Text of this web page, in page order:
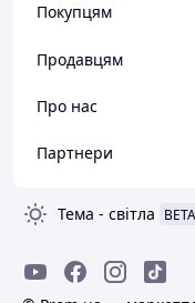
Покупцям
Продавцям
Про нас
Партнери
Тема - світла BETA